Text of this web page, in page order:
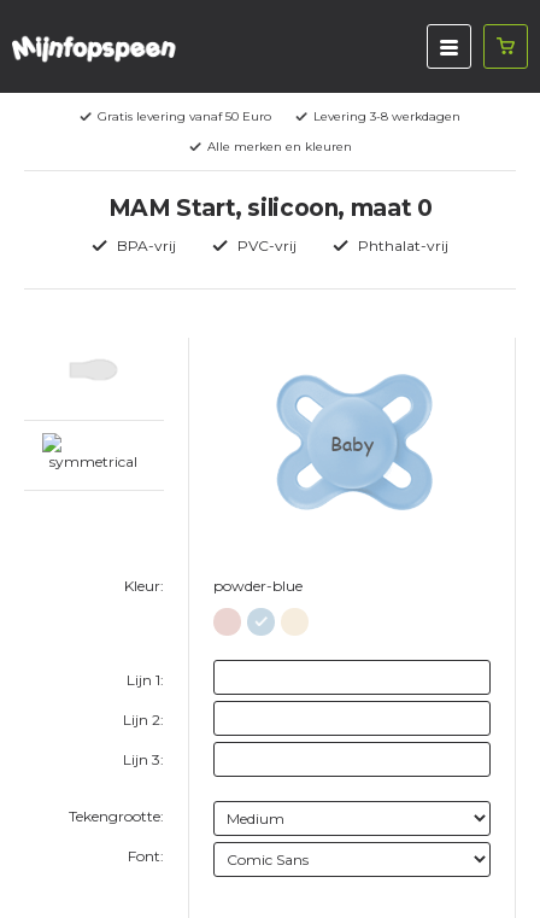
Gratis levering vanaf 50 Euro
Levering 3-8 werkdagen
Alle merken en kleuren
MAM Start, silicoon, maat 0
BPA-vrij PVC-vrij Phthalat-vrij
Kleur:
Lijn 1:
Lijn 2:
Lijn 3:
Tekengrootte:
Font:
Baby
powder-blue